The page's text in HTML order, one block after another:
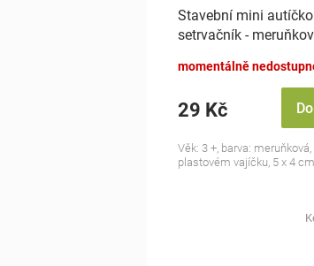
Stavební mini
setrvačník -
momentálně
29 Kč
Věk: 3 +, barva:
plastovém vajíčku, 5 x 4